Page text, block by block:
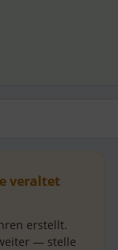
veraltet
erstellt.
— stelle